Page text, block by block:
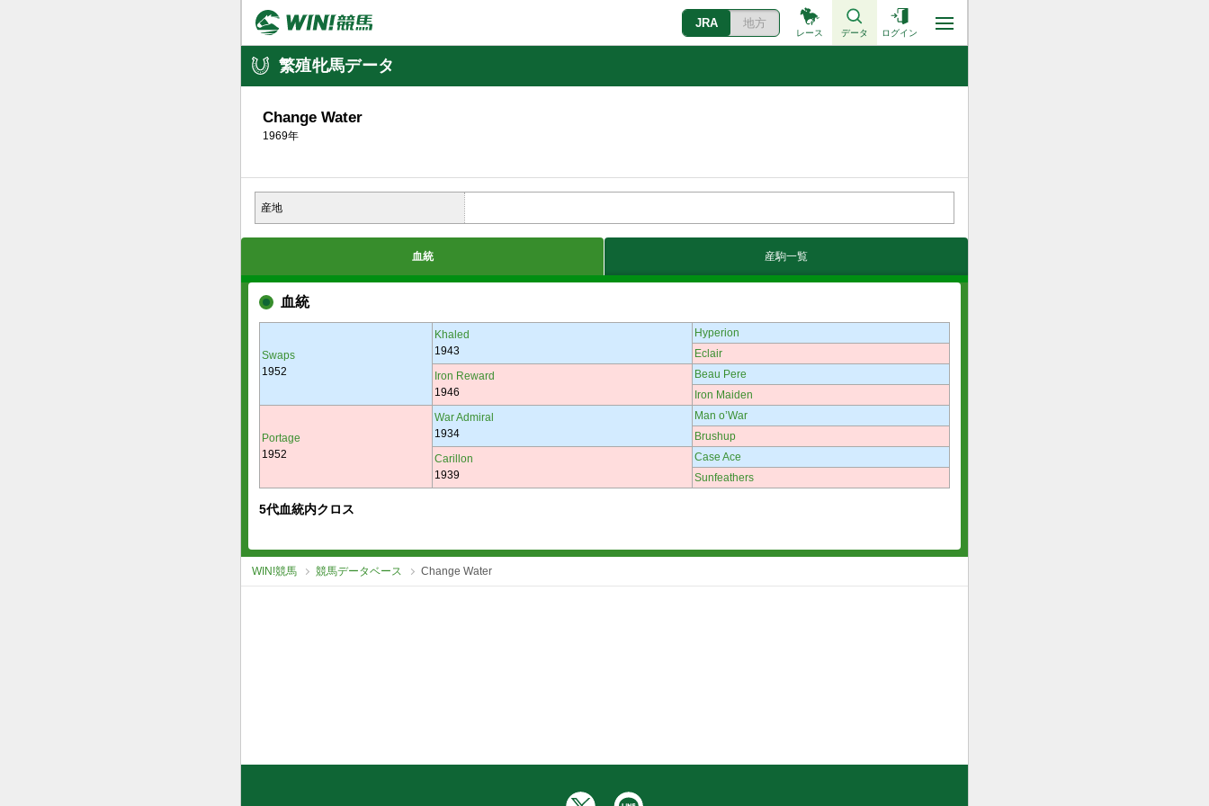
JRA 地方
レース データ ログイン
繁殖牝馬データ
Change Water
1969年
産地
血統 産駒一覧
血統
Swaps
1952
Khaled
1943
Hyperion
Eclair
Iron Reward
1946
Beau Pere
Iron Maiden
Portage
1952
War Admiral
1934
Man o’War
Brushup
Carillon
1939
Case Ace
Sunfeathers
5代血統内クロス
WIN!競馬 競馬データベース Change Water